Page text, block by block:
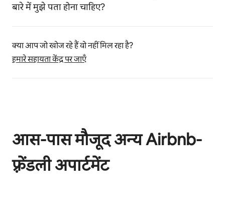
बारे में मुझे पता होना चाहिए?
क्या आप जो खोज रहे हैं वो नहीं मिल रहा है?
हमारे सहायता केंद्र पर जाएँ
आस-पास मौजूद अन्य Airbnb-
फ़्रेंडली अपार्टमेंट